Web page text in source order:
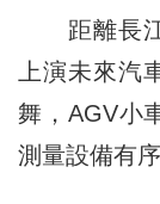
距離長江
上演未來汽
舞，AGV小
測量設備有